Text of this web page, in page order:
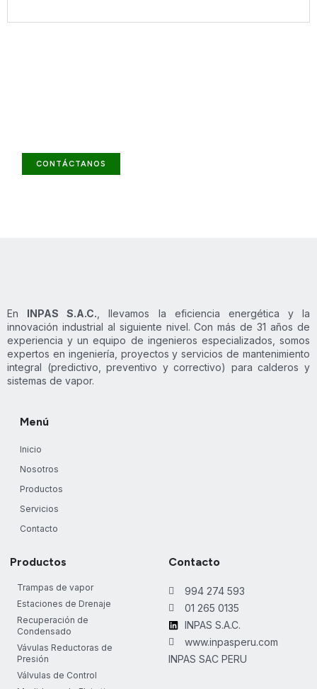
CONTÁCTANOS
En INPAS S.A.C. , llevamos la eficiencia energética y la
innovación industrial al siguiente nivel. Con más de 31 años de
experiencia y un equipo de ingenieros especializados, somos
expertos en ingeniería, proyectos y servicios de mantenimiento
integral (predictivo, preventivo y correctivo) para calderos y
sistemas de vapor.
Menú
Inicio
Nosotros
Productos
Servicios
Contacto
Productos
Trampas de vapor
Estaciones de Drenaje
Recuperación de
Condensado
Vávulas Reductoras de
Presión
Válvulas de Control
Contacto
994 274 593
01 265 0135
INPAS S.A.C.
www.inpasperu.com
INPAS SAC PERU